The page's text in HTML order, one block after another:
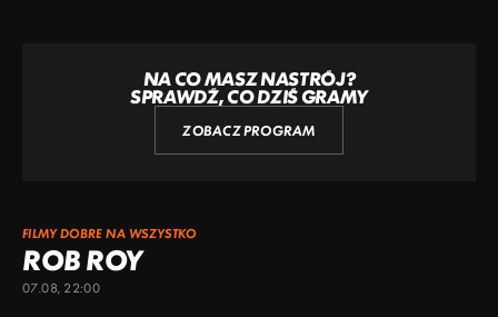
NA CO MASZ NASTRÓJ?
SPRAWDŹ, CO DZIŚ GRAMY
ZOBACZ PROGRAM
FILMY DOBRE NA WSZYSTKO
ROB ROY
07.08, 22:00